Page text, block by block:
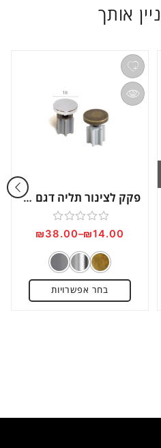
אותך
פקק לצינור תליה דגם TA16
דורג
0
מתוך
5
₪14.00
–
₪38.00
בחר אפשרויות